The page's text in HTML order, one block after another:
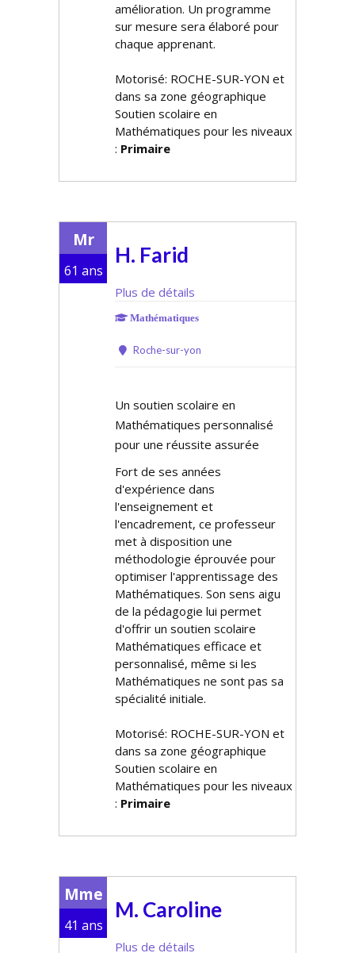
amélioration. Un programme
sur mesure sera élaboré pour
chaque apprenant.
Motorisé: ROCHE-SUR-YON et
dans sa zone géographique
Soutien scolaire en
Mathématiques pour les niveaux
: Primaire
Mr
61 ans
H. Farid
Plus de détails
Mathématiques
Roche-sur-yon
Un soutien scolaire en
Mathématiques personnalisé
pour une réussite assurée
Fort de ses années
d'expérience dans
l'enseignement et
l'encadrement, ce professeur
met à disposition une
méthodologie éprouvée pour
optimiser l'apprentissage des
Mathématiques. Son sens aigu
de la pédagogie lui permet
d'offrir un soutien scolaire
Mathématiques efficace et
personnalisé, même si les
Mathématiques ne sont pas sa
spécialité initiale.
Motorisé: ROCHE-SUR-YON et
dans sa zone géographique
Soutien scolaire en
Mathématiques pour les niveaux
: Primaire
Mme
41 ans
M. Caroline
Plus de détails